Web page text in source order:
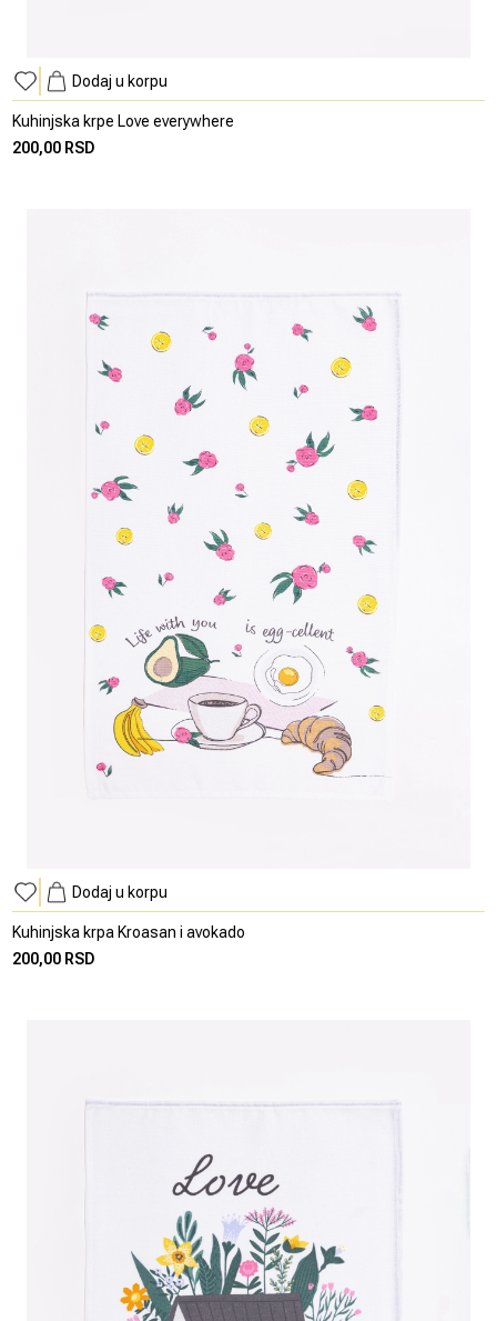
Dodaj u korpu
Kuhinjska krpe Love everywhere
200,00 RSD
Dodaj u korpu
Kuhinjska krpa Kroasan i avokado
200,00 RSD